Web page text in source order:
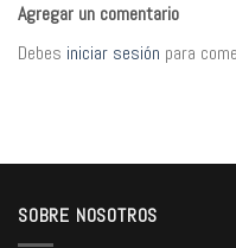
Agregar un comentario
Debes iniciar sesión para
SOBRE NOSOTROS